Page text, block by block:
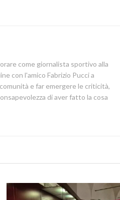
come giornalista sportivo alla
con l'amico Fabrizio Pucci a
e far emergere le criticità,
di aver fatto la cosa